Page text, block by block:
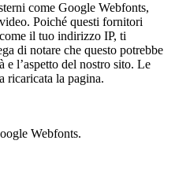
come Google Webfonts,
Poiché questi fornitori
il tuo indirizzo IP, ti
di notare che questo potrebbe
l’aspetto del nostro sito. Le
ricaricata la pagina.
Webfonts.